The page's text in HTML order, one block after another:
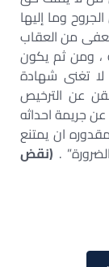
وما إليها
يعفى من العقاب
، ومن ثم يكون
تغنى شهادة
عن الترخيص
جريمة احداثه
ان يمتنع
. (نقض